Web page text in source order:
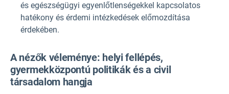
és egészségügyi egyenlőtlenségekkel kapcsolatos
hatékony és érdemi intézkedések előmozdítása
érdekében.
A nézők véleménye: helyi fellépés,
gyermekközpontú politikák és a civil
társadalom hangja